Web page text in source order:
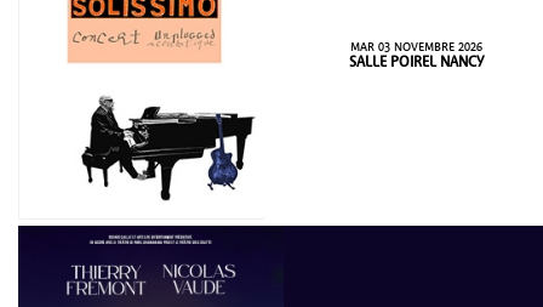
MAR 03 NOVEMBRE 2026
SALLE POIREL NANCY